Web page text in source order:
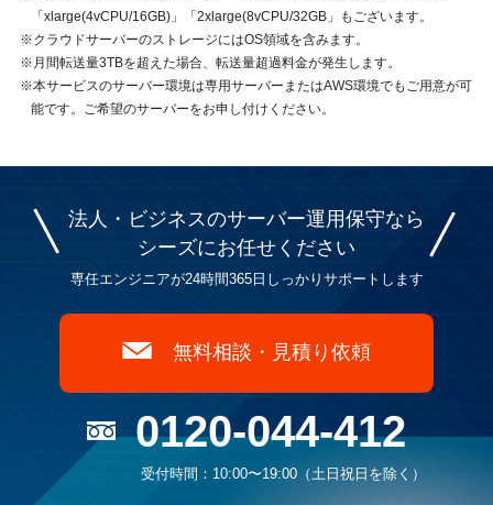
「xlarge(4vCPU/16GB)」「2xlarge(8vCPU/32GB」もございます。
クラウドサーバーのストレージにはOS領域を含みます。
月間転送量3TBを超えた場合、転送量超過料金が発生します。
本サービスのサーバー環境は専用サーバーまたはAWS環境でもご用意が可
能です。ご希望のサーバーをお申し付けください。
法人・ビジネスのサーバー運用保守なら
シーズにお任せください
専任エンジニアが24時間365日しっかりサポートします
0120-044-412
受付時間：10:00〜19:00（土日祝日を除く）
無料相談・見積り依頼